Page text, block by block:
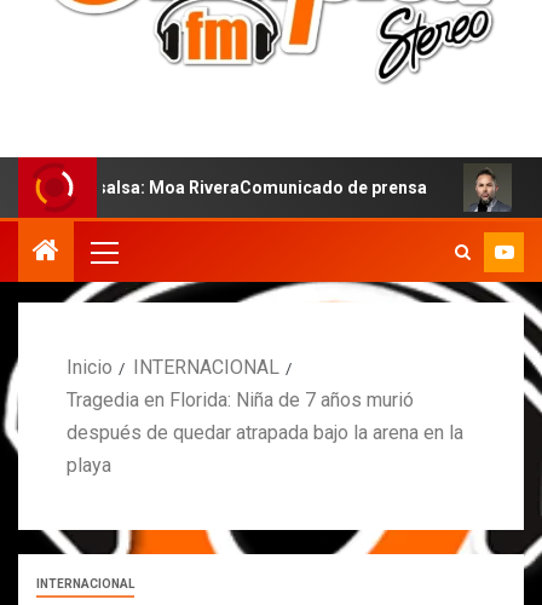
Moa RiveraComunicado de prensa MARCOS
Inicio
INTERNACIONAL
Tragedia en Florida: Niña de 7 años murió
después de quedar atrapada bajo la arena en la
playa
INTERNACIONAL